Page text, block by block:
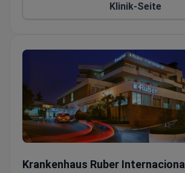
Klinik-Seite
Krankenhaus Ruber Internacional